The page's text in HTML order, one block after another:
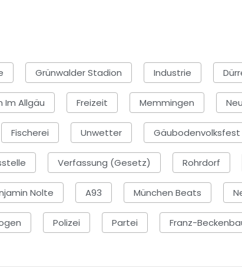
Grünwalder Stadion Industrie
Im Allgäu Freizeit Memmingen
Fischerei Unwetter Gäubodenvolksfest
Verfassung (Gesetz) Rohrdorf
Nolte A93 München Beats
Polizei Partei Franz-